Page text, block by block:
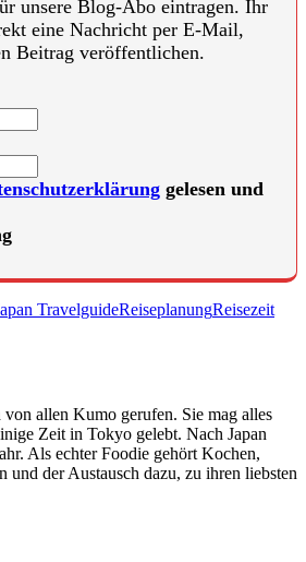
unsere Blog-Abo eintragen. Ihr
eine Nachricht per E-Mail,
Beitrag veröffentlichen.
gelesen und
TravelguideReiseplanungReisezeit
allen Kumo gerufen. Sie mag alles
Zeit in Tokyo gelebt. Nach Japan
Als echter Foodie gehört Kochen,
und der Austausch dazu, zu ihren liebsten